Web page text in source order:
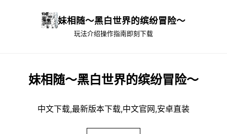
妹相随～黑白世界的缤纷冒险～
玩法介绍操作指南 即刻下载
妹相随～黑白世界的缤纷冒险～
中文下载,最新版本下载,中文官网,安卓直装